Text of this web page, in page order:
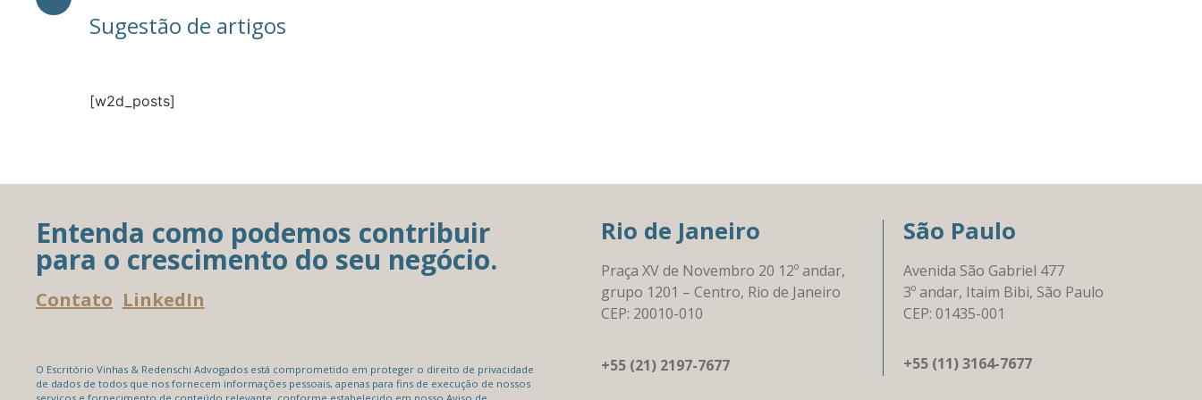
Sugestão de artigos
[w2d_posts]
Entenda como podemos contribuir
para o crescimento do seu negócio.
Contato LinkedIn
O Escritório Vinhas & Redenschi Advogados está comprometido em proteger o direito de privacidade
de dados de todos que nos fornecem informações pessoais, apenas para fins de execução de nossos
Rio de Janeiro
Praça XV de Novembro 20 12º andar,
grupo 1201 – Centro, Rio de Janeiro
CEP: 20010-010
+55 (21) 2197-7677
São Paulo
Avenida São Gabriel 477
3º andar, Itaim Bibi, São Paulo
CEP: 01435-001
+55 (11) 3164-7677